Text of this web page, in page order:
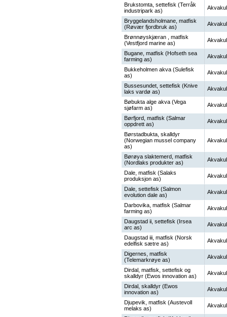
Brukstomta, settefisk (Terråk
industripark as)
Bryggelandsholmane, matfisk
(Røvær fjordbruk as)
Brønnøyskjæran , matfisk
(Vestfjord marine as)
Bugane, matfisk (Hofseth sea
farming as)
Bukkeholmen akva (Sulefisk
as)
Bussesundet, settefisk (Knive
laks vardø as)
Bøbukta alge akva (Vega
sjøfarm as)
Børfjord, matfisk (Salmar
oppdrett as)
Børstadbukta, skalldyr
(Norwegian mussel company
as)
Børøya slaktemerd, matfisk
(Nordlaks produkter as)
Dale, matfisk (Salaks
produksjon as)
Dale, settefisk (Salmon
evolution dale as)
Darbovika, matfisk (Salmar
farming as)
Daugstad ii, settefisk (Irsea
arc as)
Daugstad iii, matfisk (Norsk
edelfisk sætre as)
Digernes, matfisk
(Telemarkrøye as)
Dirdal, matfisk, settefisk og
skalldyr (Ewos innovation as)
Dirdal, skalldyr (Ewos
innovation as)
Djupevik, matfisk (Austevoll
melaks as)